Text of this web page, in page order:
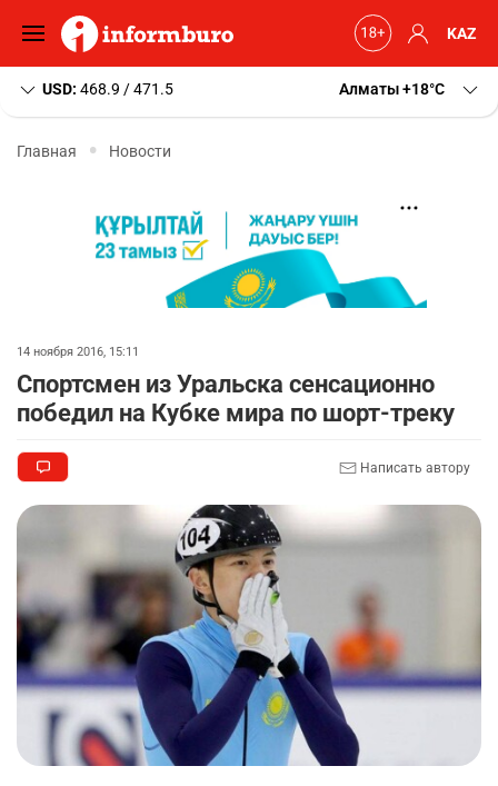
KAZ
USD: 468.9 / 471.5 Алматы+18 C
Главная Новости
14 ноября 2016, 15:11
Спортсмен из Уральска сенсационно
победил на Кубке мира по шорт-треку
Написать автору